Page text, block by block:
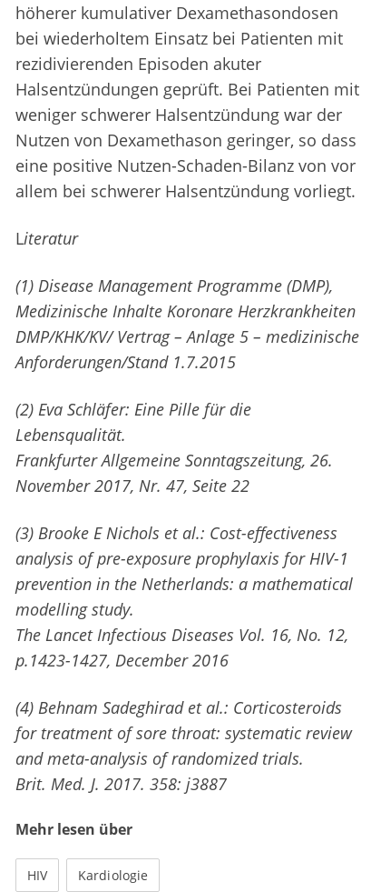
höherer kumulativer Dexamethasondosen
bei wiederholtem Einsatz bei Patienten mit
rezidivierenden Episoden akuter
Halsentzündungen geprüft. Bei Patienten mit
weniger schwerer Halsentzündung war der
Nutzen von Dexamethason geringer, so dass
eine positive Nutzen-Schaden-Bilanz von vor
allem bei schwerer Halsentzündung vorliegt.
Literatur
(1) Disease Management Programme (DMP),
Medizinische Inhalte Koronare Herzkrankheiten
DMP/KHK/KV/ Vertrag – Anlage 5 – medizinische
Anforderungen/Stand 1.7.2015
(2) Eva Schläfer: Eine Pille für die
Lebensqualität.
Frankfurter Allgemeine Sonntagszeitung, 26.
November 2017, Nr. 47, Seite 22
(3) Brooke E Nichols et al.: Cost-effectiveness
analysis of pre-exposure prophylaxis for HIV-1
prevention in the Netherlands: a mathematical
modelling study.
The Lancet Infectious Diseases Vol. 16, No. 12,
p.1423-1427, December 2016
(4) Behnam Sadeghirad et al.: Corticosteroids
for treatment of sore throat: systematic review
and meta-analysis of randomized trials.
Brit. Med. J. 2017. 358: j3887
Mehr lesen über
HIV Kardiologie